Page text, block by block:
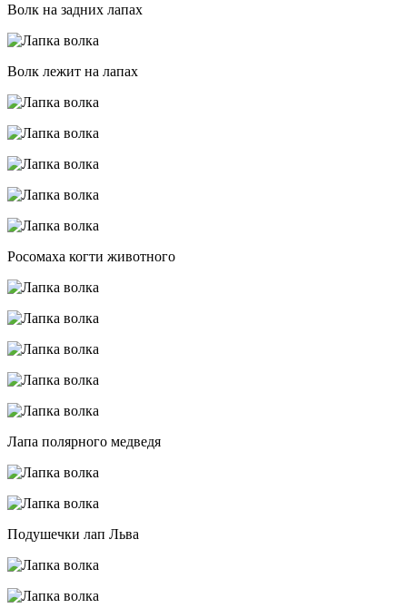
Волк на задних лапах
Волк лежит на лапах
Росомаха когти животного
Лапа полярного медведя
Подушечки лап Льва